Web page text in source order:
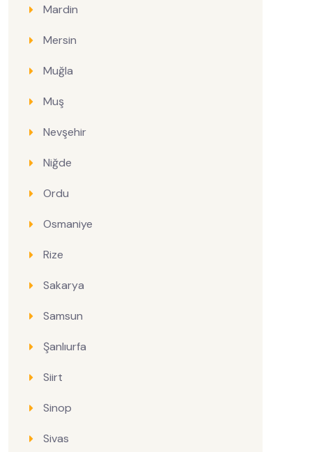
Mardin
Mersin
Muğla
Muş
Nevşehir
Niğde
Ordu
Osmaniye
Rize
Sakarya
Samsun
Şanlıurfa
Siirt
Sinop
Sivas